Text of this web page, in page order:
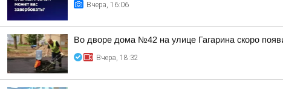
Вчера, 16:06
Во дворе дома №42 на улице Гагарина скоро
Вчера, 18:32